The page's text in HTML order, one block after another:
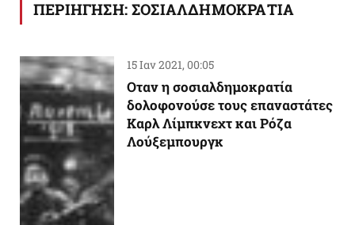
ΠΕΡΙΗΓΗΣΗ:ΣΟΣΙΑΛΔΗΜΟΚΡΑΤΙΑ
15 Ιαν 2021, 00:05
Οταν η σοσιαλδημοκρατία
δολοφονούσε τους επαναστάτες
Καρλ Λίμπκνεχτ και Ρόζα
Λούξεμπουργκ